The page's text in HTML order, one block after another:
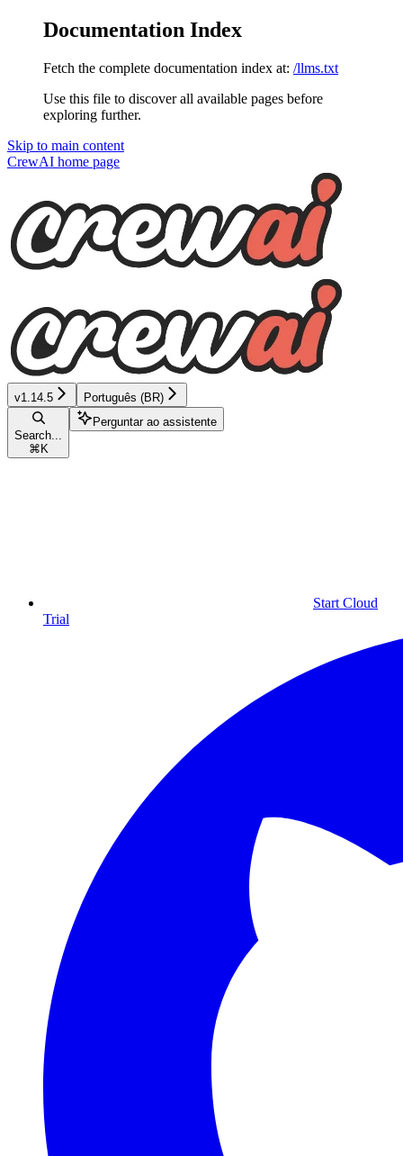
Documentation Index
Fetch the complete documentation index at: /llms.txt
Use this file to discover all available pages before
exploring further.
Skip to main content
CrewAI home page
v1.14.5 Português (BR)
Search...
⌘ K
Perguntar ao assistente
Start Cloud
Trial